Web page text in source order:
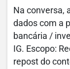
Na conversa,
dados com a
bancária /
IG. Escopo:
repost do